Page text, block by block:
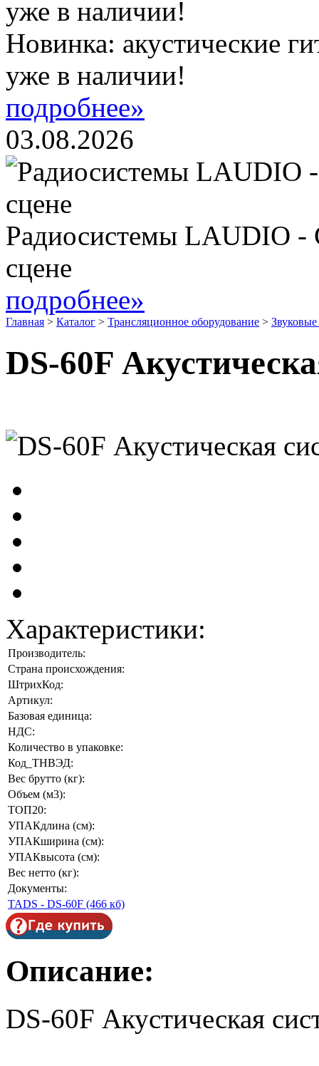
Новинка: акустические
уже в наличии!
подробнее»
03.08.2026
Радиосистемы LAUDIO -
сцене
подробнее»
Главная > Каталог > Трансляционное оборудование >
DS-60F
Характеристики:
Производитель:
Страна происхождения:
ШтрихКод:
Артикул:
Базовая единица:
НДС:
Количество в упаковке:
Код_ТНВЭД:
Вес брутто (кг):
Объем (м3):
ТОП20:
УПАКдлина (см):
УПАКширина (см):
УПАКвысота (см):
Вес нетто (кг):
Документы:
TADS - DS-60F (466 кб)
Описание:
DS-60F Акустическая